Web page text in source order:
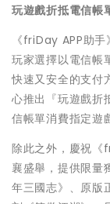
玩遊戲折抵電信帳
《friDay APP助
玩家選擇以電信帳
快速又安全的支付
心推出『玩遊戲折
信帳單消費指定遊
除此之外，慶祝《
襄盛舉，提供限量
年三國志》、原版